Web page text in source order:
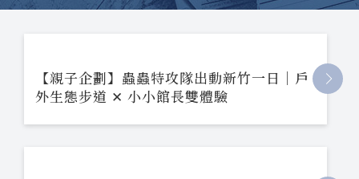
【親子企劃】蟲蟲特攻隊出動新竹一日｜戶
外生態步道 ✕ 小小館長雙體驗